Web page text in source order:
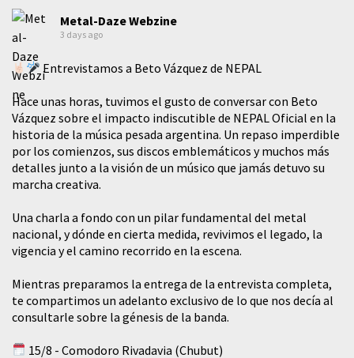
Metal-Daze Webzine
3 days ago
Entrevistamos a Beto Vázquez de NEPAL
Hace unas horas, tuvimos el gusto de conversar con Beto
Vázquez sobre el impacto indiscutible de NEPAL Oficial en la
historia de la música pesada argentina. Un repaso imperdible
por los comienzos, sus discos emblemáticos y muchos más
detalles junto a la visión de un músico que jamás detuvo su
marcha creativa.
​Una charla a fondo con un pilar fundamental del metal
nacional, y dónde en cierta medida, revivimos el legado, la
vigencia y el camino recorrido en la escena.
Mientras preparamos la entrega de la entrevista completa,
te compartimos un adelanto exclusivo de lo que nos decía al
consultarle sobre la génesis de la banda.
15/8 - Comodoro Rivadavia (Chubut)